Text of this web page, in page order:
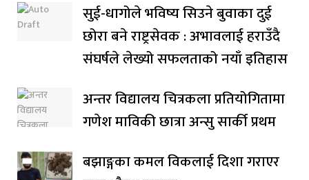
सुई-धागोले भविष्य सिउने बुवाका दुई
छोरा बने राष्ट्रसेवक : अभावलाई हराउँदै
संघर्षले लेख्यो सफलताको नयाँ इतिहास
अन्तर विद्यालय चित्रकला प्रतियोगितामा
गणेश माविकी छात्रा अन्सु सार्की प्रथम
बझाङ्गका कमल विकलाई दिशा गराएर